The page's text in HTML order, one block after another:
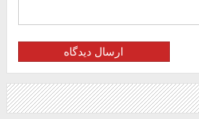
ارسال دیدگاه